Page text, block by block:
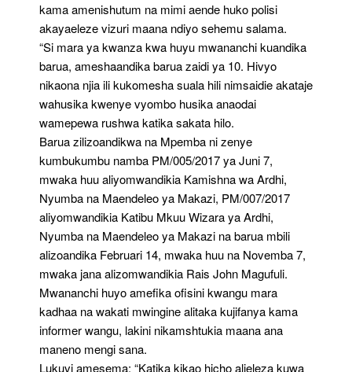
kama amenishutum na mimi aende huko polisi
akayaeleze vizuri maana ndiyo sehemu salama.
“Si mara ya kwanza kwa huyu mwananchi kuandika
barua, ameshaandika barua zaidi ya 10. Hivyo
nikaona njia ili kukomesha suala hili nimsaidie akataje
wahusika kwenye vyombo husika anaodai
wamepewa rushwa katika sakata hilo.
Barua zilizoandikwa na Mpemba ni zenye
kumbukumbu namba PM/005/2017 ya Juni 7,
mwaka huu aliyomwandikia Kamishna wa Ardhi,
Nyumba na Maendeleo ya Makazi, PM/007/2017
aliyomwandikia Katibu Mkuu Wizara ya Ardhi,
Nyumba na Maendeleo ya Makazi na barua mbili
alizoandika Februari 14, mwaka huu na Novemba 7,
mwaka jana alizomwandikia Rais John Magufuli.
Mwananchi huyo amefika ofisini kwangu mara
kadhaa na wakati mwingine alitaka kujifanya kama
informer wangu, lakini nikamshtukia maana ana
maneno mengi sana.
Lukuvi amesema; “Katika kikao hicho alieleza kuwa